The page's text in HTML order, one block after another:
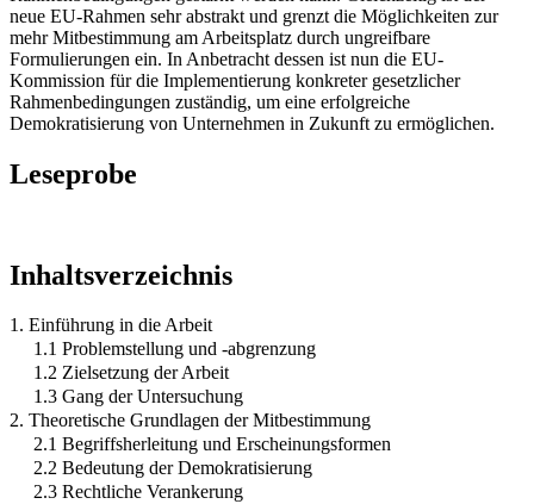
neue EU-Rahmen sehr abstrakt und grenzt die Möglichkeiten zur
mehr Mitbestimmung am Arbeitsplatz durch ungreifbare
Formulierungen ein. In Anbetracht dessen ist nun die EU-
Kommission für die Implementierung konkreter gesetzlicher
Rahmenbedingungen zuständig, um eine erfolgreiche
Demokratisierung von Unternehmen in Zukunft zu ermöglichen.
Leseprobe
Inhaltsverzeichnis
1. Einführung in die Arbeit
1.1 Problemstellung und -abgrenzung
1.2 Zielsetzung der Arbeit
1.3 Gang der Untersuchung
2. Theoretische Grundlagen der Mitbestimmung
2.1 Begriffsherleitung und Erscheinungsformen
2.2 Bedeutung der Demokratisierung
2.3 Rechtliche Verankerung